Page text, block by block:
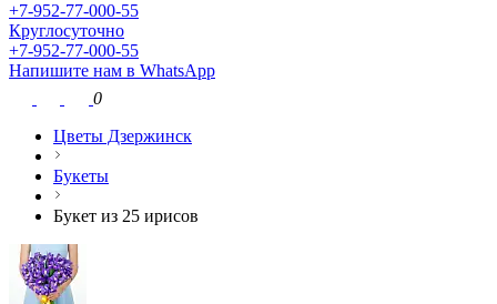
+7-952-77-000-55
Круглосуточно
+7-952-77-000-55
Напишите нам в WhatsApp
0
Цветы Дзержинск
Букеты
Букет из 25 ирисов